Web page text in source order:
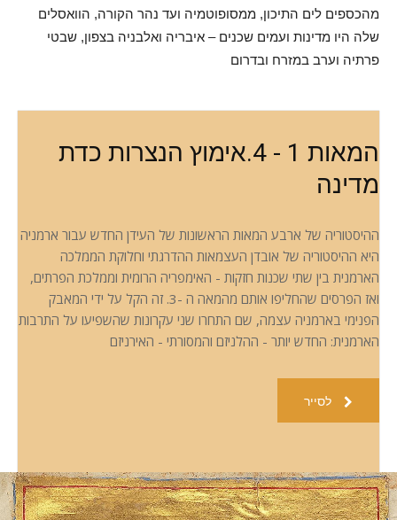
מהכספים לים התיכון, ממסופוטמיה ועד נהר הקורה, הוואסלים
שלה היו מדינות ועמים שכנים – איבריה ואלבניה בצפון, שבטי
פרתיה וערב במזרח ובדרום
המאות 1 - 4.אימוץ הנצרות כדת
מדינה
ההיסטוריה של ארבע המאות הראשונות של העידן החדש עבור ארמניה
היא ההיסטוריה של אובדן העצמאות ההדרגתי וחלוקת הממלכה
הארמנית בין שתי שכנות חזקות - האימפריה הרומית וממלכת הפרתים,
ואז הפרסים שהחליפו אותם מהמאה ה -3. זה הקל על ידי המאבק
הפנימי בארמניה עצמה, שם התחרו שני עקרונות שהשפיעו על התרבות
הארמנית: החדש יותר - ההלניזם והמסורתי - האירניזם
לסייר